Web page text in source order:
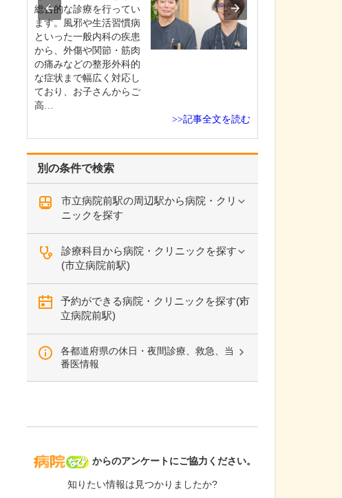
別の条件で検索
市立病院前駅の周辺駅から病院・クリ
ニックを探す
診療科目から病院・クリニックを探す
(市立病院前駅)
予約ができる病院・クリニックを探す(市
立病院前駅)
各都道府県の休日・夜間診療、救急、当
番医情報
病院なび
からのアンケートにご協力ください。
知りたい情報は見つかりましたか?
総合的な診療を行ってい
ます。風邪や生活習慣病
といった一般内科の疾患
から、外傷や関節・筋肉
の痛みなどの整形外科的
な症状まで幅広く対応し
ており、お子さんからご
高…
>>記事全文を読む